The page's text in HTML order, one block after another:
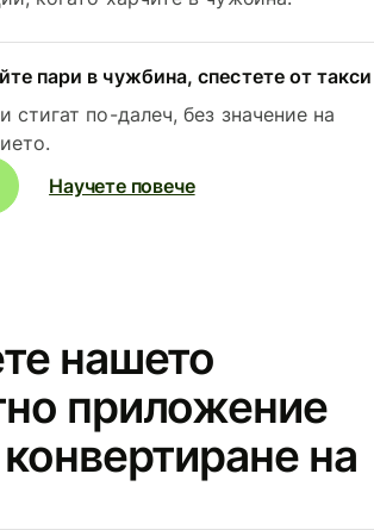
пари в чужбина, спестете от такси
стигат по-далеч, без значение на
Научете повече
нашето
приложение
на